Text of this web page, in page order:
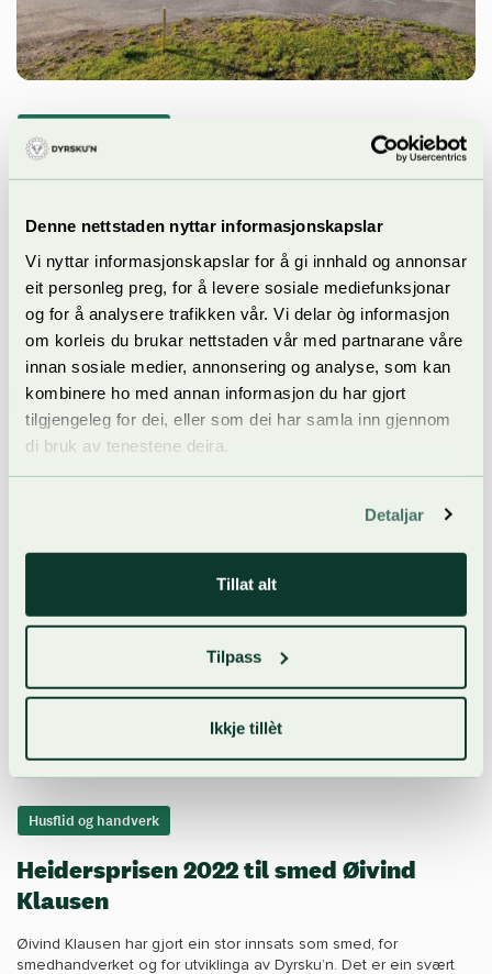
Denne nettstaden nyttar informasjonskapslar
Vi nyttar informasjonskapslar for å gi innhald og annonsar
eit personleg preg, for å levere sosiale mediefunksjonar
og for å analysere trafikken vår. Vi delar òg informasjon
om korleis du brukar nettstaden vår med partnarane våre
innan sosiale medier, annonsering og analyse, som kan
kombinere ho med annan informasjon du har gjort
tilgjengeleg for dei, eller som dei har samla inn gjennom
di bruk av tenestene deira.
Detaljar
Tillat alt
Tilpass
Ikkje tillèt
Eit bygg for framtida
I det splintrande nye tilbygget mellom Hall A og Hall B, som stod
få høve til å vise fram arbeida sine og møte eit publikum som er
interessert i husflid og tradisjonshandverk.
Husflid og handverk
Heidersprisen 2022 til smed Øivind
Klausen
Øivind Klausen har gjort ein stor innsats som smed, for
smedhandverket og for utviklinga av Dyrsku’n. Det er ein svært